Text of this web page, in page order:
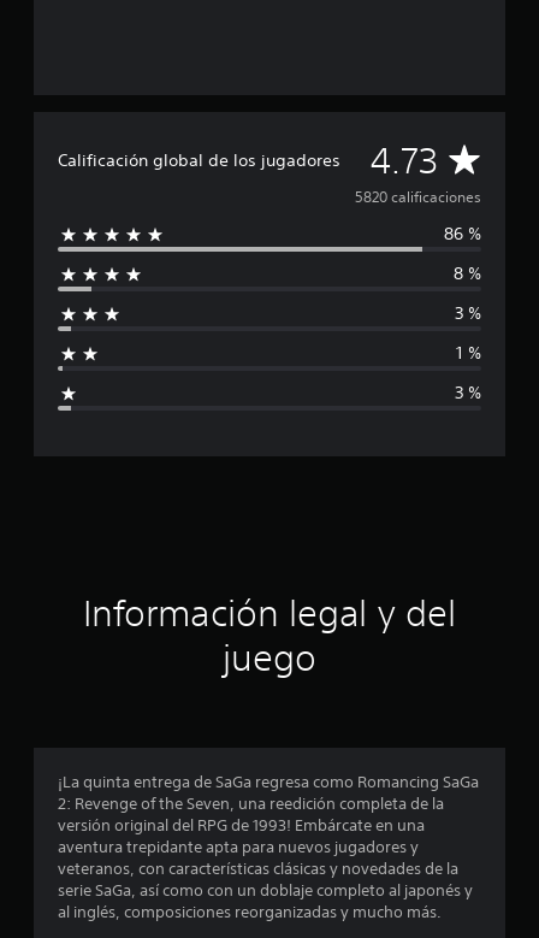
Calificación global de los jugadores 4.73 C
a
l
a
ó
r
o
e
d
5820 calificaciones
86 %
8 %
3 %
1 %
3 %
Información legal y del
juego
¡La quinta entrega de SaGa regresa como Romancing SaGa
2: Revenge of the Seven, una reedición completa de la
versión original del RPG de 1993! Embárcate en una
aventura trepidante apta para nuevos jugadores y
veteranos, con características clásicas y novedades de la
serie SaGa, así como con un doblaje completo al japonés y
al inglés, composiciones reorganizadas y mucho más.